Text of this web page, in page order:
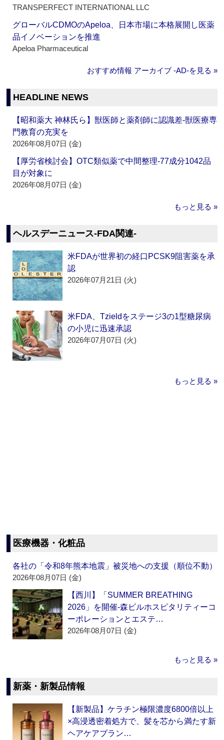
TRANSPERFECT INTERNATIONAL LLC
グローバルCDMOのApeloa、日本市場に本格展開し医薬
品イノベーションを推進
Apeloa Pharmaceutical
おすすめ情報 アーカイブ ‐AD‐を見る »
HEADLINE NEWS
【昭和薬大 神林氏ら】獣医師と薬剤師に認識差‐獣医療専
門教育の充実を
2026年08月07日 (金)
【厚労省検討会】OTC類似薬で中間整理‐77成分1042品
目が対象に
2026年08月07日 (金)
もっと見る »
ヘルスデーニュース‐FDA関連‐
米FDAが世界初の経口PCSK9阻害薬を承
認
2026年07月21日 (火)
米FDA、Tzieldをステージ3の1型糖尿病
の小児に迅速承認
2026年07月07日 (火)
もっと見る »
医療機器・化粧品
各社の「令和8年熊本地震」被災地への支援（順位不動）
2026年08月07日 (金)
【西川】「SUMMER BREATHING
2026」を開催‐森ビルホスピタリティーコ
ーポレーションとエステ…
2026年08月07日 (金)
もっと見る »
新薬・新製品情報
【新製品】ケラチン極限濃度6800倍以上
×高浸透密着処方で、髪を芯から満たす新
ヘアケアブラン…